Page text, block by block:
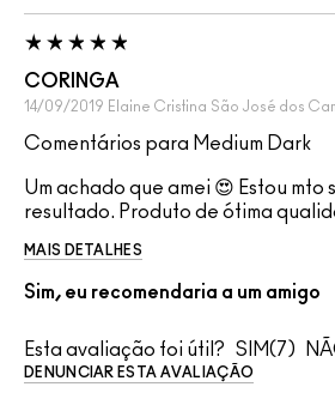
CORINGA
14/09/2019 Elaine Cristina São José dos
Comentários para Medium Dark
Um achado que amei 😍 Estou mto
resultado. Produto de ótima
MAIS DETALHES
Sim, eu recomendaria a um amigo
Esta avaliação foi útil? 7
DENUNCIAR ESTA AVALIAÇÃO